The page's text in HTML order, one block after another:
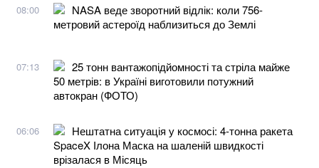
08:00
NASA веде зворотний відлік: коли 756-
метровий астероїд наблизиться до Землі
07:13
25 тонн вантажопідйомності та стріла майже
50 метрів: в Україні виготовили потужний
автокран (ФОТО)
06:06
Нештатна ситуація у космосі: 4-тонна ракета
SpaceX Ілона Маска на шаленій швидкості
врізалася в Місяць